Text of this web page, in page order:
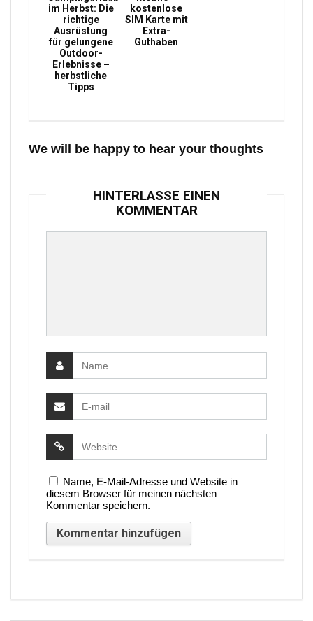
im Herbst: Die
richtige
Ausrüstung
für gelungene
Outdoor-
Erlebnisse –
herbstliche
Tipps
kostenlose
SIM Karte mit
Extra-
Guthaben
We will be happy to hear your thoughts
HINTERLASSE EINEN
KOMMENTAR
Name, E-Mail-Adresse und Website in
diesem Browser für meinen nächsten
Kommentar speichern.